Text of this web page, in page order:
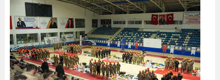
Bitlis
Bolu
Burdur
Bursa